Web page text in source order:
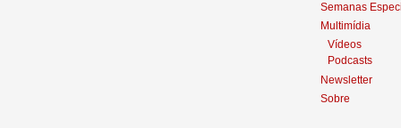
Semanas
Multimídia
Vídeos
Podcasts
Newsletter
Sobre